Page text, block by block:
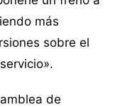
más
sobre el
de